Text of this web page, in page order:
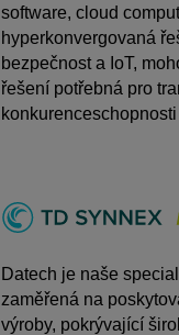
software, cloud
hyperkonvergovaná
bezpečnost a IoT,
řešení potřebná pro
Datech je naše
zaměřená na
výroby, pokrývající